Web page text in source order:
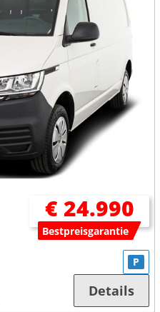
€ 24.990
Bestpreisgarantie
P
Details